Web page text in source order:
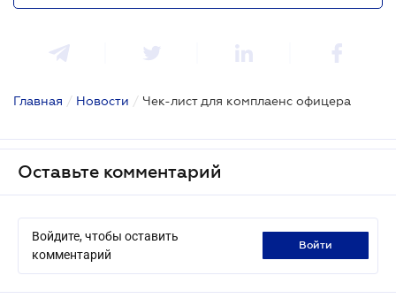
Главная / Новости / Чек-лист для комплаенс офицера
Оставьте комментарий
Войдите, чтобы оставить
комментарий
войти